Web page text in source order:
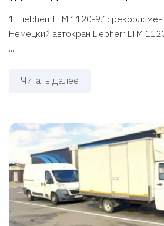
1. Liebherr LTM 1120-9.1:
Немецкий автокран Liebherr LTM
...
Читать далее